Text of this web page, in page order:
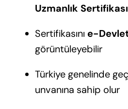
Uzmanlık Sertifikası
Sertifikasını e-
görüntüleyebilir
Türkiye genelinde
unvanına sahip olur